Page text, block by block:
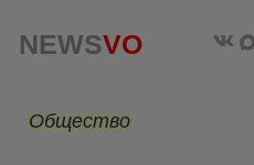
NEWSVO
Общество